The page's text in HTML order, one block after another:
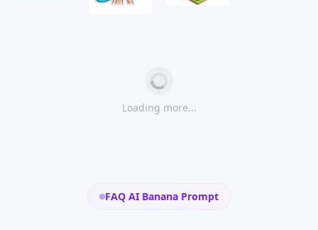
Loading more...
FAQ AI Banana Prompt